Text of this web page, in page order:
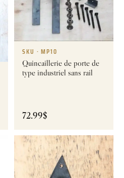
SKU · MP10
Quincaillerie de porte de
type industriel sans rail
72.99$